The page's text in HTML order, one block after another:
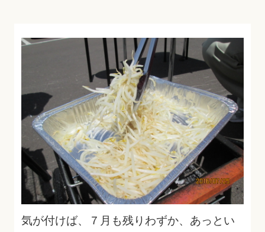
気が付けば、７月も残りわずか、あっとい